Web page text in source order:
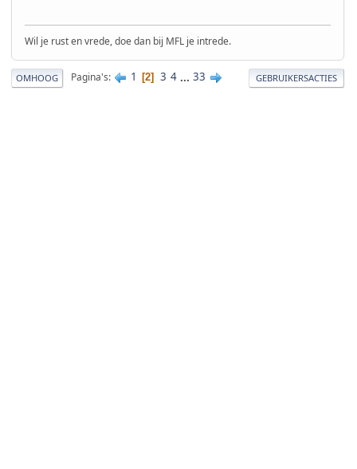
Wil je rust en vrede, doe dan bij MFL je intrede.
OMHOOG Pagina's 1 2 3 4 ... 33 GEBRUIKERSACTIES